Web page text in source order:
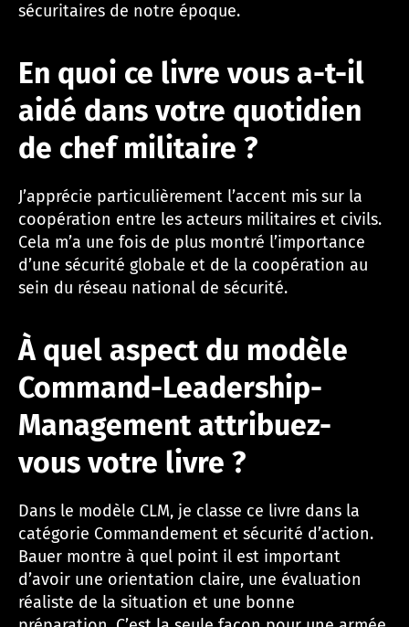
sécuritaires de notre époque.
En quoi ce livre vous a-t-il
aidé dans votre quotidien
de chef militaire ?
J’apprécie particulièrement l’accent mis sur la
coopération entre les acteurs militaires et civils.
Cela m’a une fois de plus montré l’importance
d’une sécurité globale et de la coopération au
sein du réseau national de sécurité.
À quel aspect du modèle
Command-Leadership-
Management attribuez-
vous votre livre ?
Dans le modèle CLM, je classe ce livre dans la
catégorie Commandement et sécurité d’action.
Bauer montre à quel point il est important
d’avoir une orientation claire, une évaluation
réaliste de la situation et une bonne